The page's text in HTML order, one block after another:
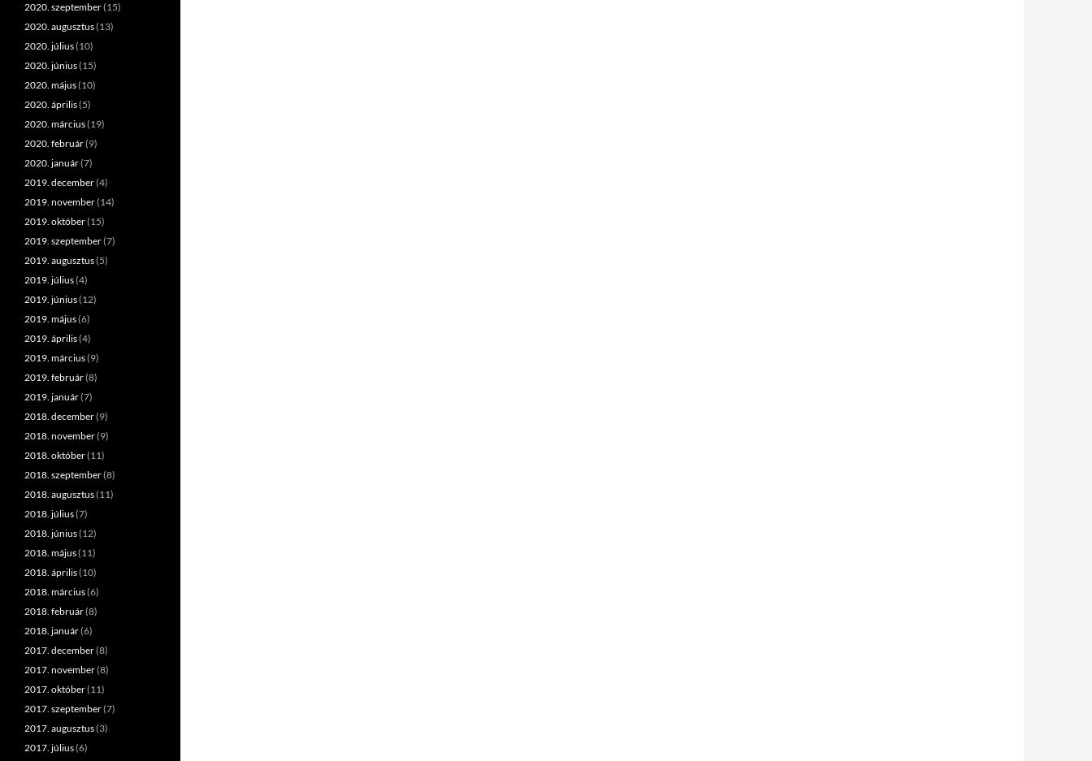
2020. szeptember(15)
2020. augusztus(13)
2020. július(10)
2020. június(15)
2020. május(10)
2020. április(5)
2020. március(19)
2020. február(9)
2020. január(7)
2019. december(4)
2019. november(14)
2019. október(15)
2019. szeptember(7)
2019. augusztus(5)
2019. július(4)
2019. június(12)
2019. május(6)
2019. április(4)
2019. március(9)
2019. február(8)
2019. január(7)
2018. december(9)
2018. november(9)
2018. október(11)
2018. szeptember(8)
2018. augusztus(11)
2018. július(7)
2018. június(12)
2018. május(11)
2018. április(10)
2018. március(6)
2018. február(8)
2018. január(6)
2017. december(8)
2017. november(8)
2017. október(11)
2017. szeptember(7)
2017. augusztus(3)
2017. július(6)